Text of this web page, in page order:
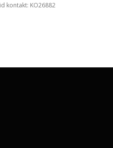
kontakt: KO26882